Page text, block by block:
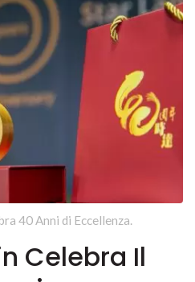
40 Anni di Eccellenza.
Celebra Il